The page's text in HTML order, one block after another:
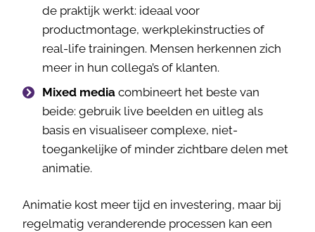
de praktijk werkt: ideaal voor
productmontage, werkplekinstructies of
real-life trainingen. Mensen herkennen zich
meer in hun collega’s of klanten.
Mixed media combineert het beste van
beide: gebruik live beelden en uitleg als
basis en visualiseer complexe, niet-
toegankelijke of minder zichtbare delen met
animatie.
Animatie kost meer tijd en investering, maar bij
regelmatig veranderende processen kan een